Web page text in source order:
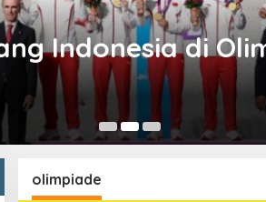
Indonesia di
olimpiade